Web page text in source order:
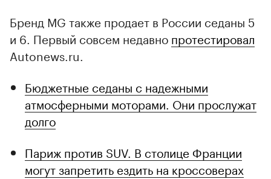
Бренд MG также продает в России седаны 5
и 6. Первый совсем недавно протестировал
Autonews.ru.
Бюджетные седаны с надежными
атмосферными моторами. Они прослужат
долго
Париж против SUV. В столице Франции
могут запретить ездить на кроссоверах